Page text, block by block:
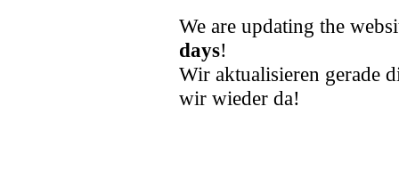
We are updating the
days!
Wir aktualisieren gerade
wir wieder da!